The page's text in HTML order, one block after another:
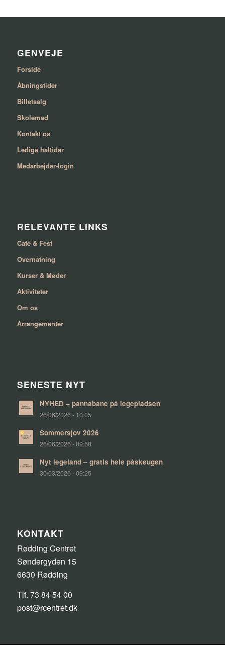
GENVEJE
Forside
Åbningstider
Billetsalg
Skolemad
Kontakt os
Ledige haltider
Medarbejder-login
RELEVANTE LINKS
Café & Fest
Overnatning
Kurser & Møder
Aktiviteter
Om os
Arrangementer
SENESTE NYT
NYHED – pannabane på legepladsen
26/06/2026 - 10:05
Sommersjov 2026
26/06/2026 - 09:58
Nyt legeland – gratis hele påskeugen
30/03/2026 - 09:25
KONTAKT
Rødding Centret
Søndergyden 15
6630 Rødding
Tlf. 73 84 54 00
post@rcentret.dk